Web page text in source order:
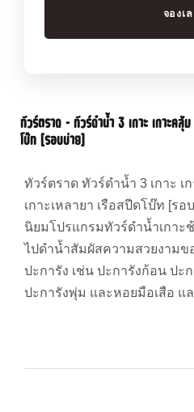
ทัวร์ตราด – ทัวร์ดำน้ำ 3 เกาะ เกาะคลุ้
โบ๊ท [รอบบ่าย]
ทัวร์ตราด ทัวร์ดำน้ำ 3 เกาะ เ
เกาะเหลายา เรือสปีดโบ๊ท [ร
นิยมโปรแกรมทัวร์ดำน้ำเกาะ
ไปดำน้ำสัมผัสความสวยงามข
ปะการัง เช่น ปะการังก้อน ปะ
ปะการังพุ่ม และหอยมือเสือ แ